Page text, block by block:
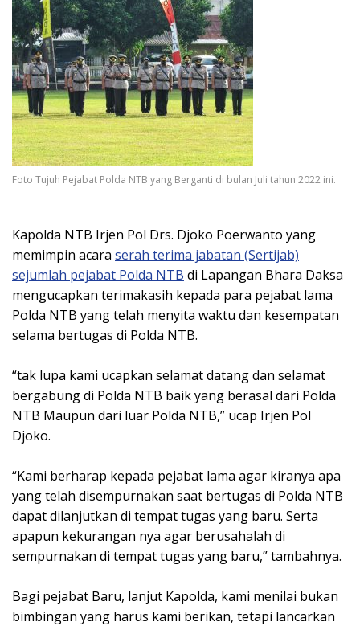
Foto Tujuh Pejabat Polda NTB yang Berganti di bulan Juli tahun 2022 ini.
Kapolda NTB Irjen Pol Drs. Djoko Poerwanto yang
memimpin acara serah terima jabatan (Sertijab)
sejumlah pejabat Polda NTB di Lapangan Bhara Daksa
mengucapkan terimakasih kepada para pejabat lama
Polda NTB yang telah menyita waktu dan kesempatan
selama bertugas di Polda NTB.
“tak lupa kami ucapkan selamat datang dan selamat
bergabung di Polda NTB baik yang berasal dari Polda
NTB Maupun dari luar Polda NTB,” ucap Irjen Pol
Djoko.
“Kami berharap kepada pejabat lama agar kiranya apa
yang telah disempurnakan saat bertugas di Polda NTB
dapat dilanjutkan di tempat tugas yang baru. Serta
apapun kekurangan nya agar berusahalah di
sempurnakan di tempat tugas yang baru,” tambahnya.
Bagi pejabat Baru, lanjut Kapolda, kami menilai bukan
bimbingan yang harus kami berikan, tetapi lancarkan